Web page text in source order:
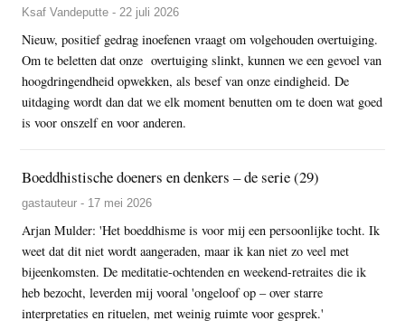
Ksaf Vandeputte - 22 juli 2026
Nieuw, positief gedrag inoefenen vraagt om volgehouden overtuiging.
Om te beletten dat onze overtuiging slinkt, kunnen we een gevoel van
hoogdringendheid opwekken, als besef van onze eindigheid. De
uitdaging wordt dan dat we elk moment benutten om te doen wat goed
is voor onszelf en voor anderen.
Boeddhistische doeners en denkers – de serie (29)
gastauteur - 17 mei 2026
Arjan Mulder: 'Het boeddhisme is voor mij een persoonlijke tocht. Ik
weet dat dit niet wordt aangeraden, maar ik kan niet zo veel met
bijeenkomsten. De meditatie-ochtenden en weekend-retraites die ik
heb bezocht, leverden mij vooral 'ongeloof op – over starre
interpretaties en rituelen, met weinig ruimte voor gesprek.'